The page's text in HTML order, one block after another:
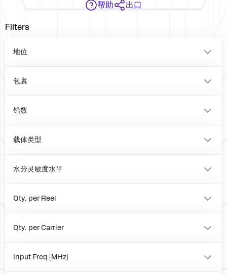
帮助 出口
Filters
地位
包裹
铅数
载体类型
Box
水分灵敏度水平
Qty. per Reel
Qty. per Carrier
Input Freq (MHz)